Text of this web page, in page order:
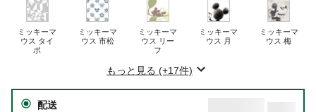
ミッキーマ
ウス タイ
ポ
ミッキーマ
ウス 市松
ミッキーマ
ウス リー
フ
ミッキーマ
ウス 月
ミッキーマ
ウス 梅
もっと見る (+17件)
配送